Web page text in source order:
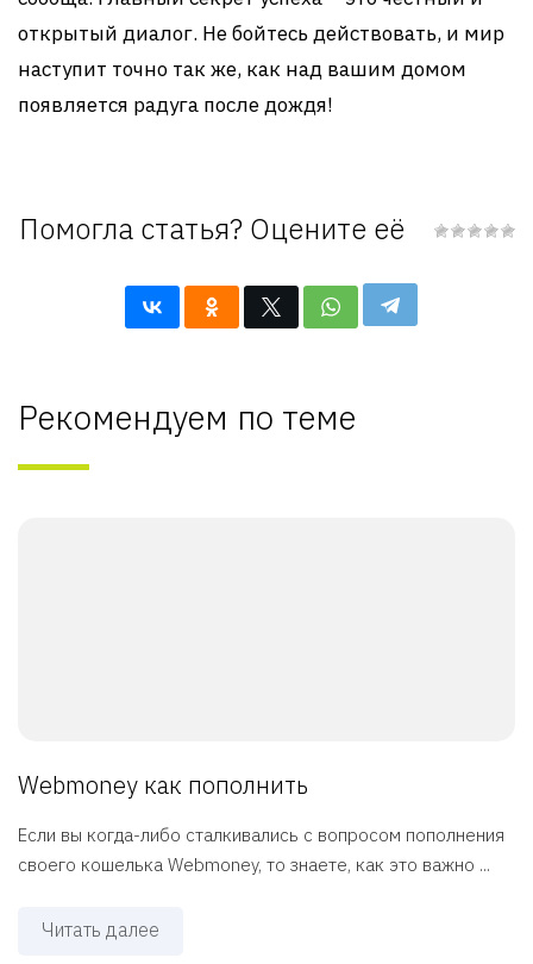
открытый диалог. Не бойтесь действовать, и мир
наступит точно так же, как над вашим домом
появляется радуга после дождя!
Помогла статья? Оцените её
Рекомендуем по теме
Webmoney как пополнить
Если вы когда-либо сталкивались с вопросом пополнения
своего кошелька Webmoney, то знаете, как это важно ...
Читать далее